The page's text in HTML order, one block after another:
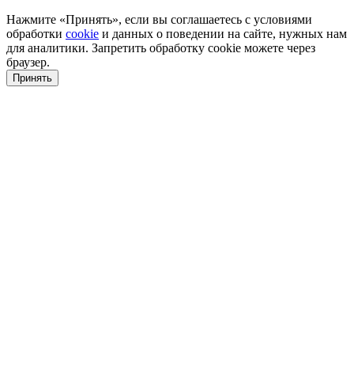
Нажмите «Принять», если вы соглашаетесь с условиями
обработки cookie и данных о поведении на сайте, нужных нам
для аналитики. Запретить обработку cookie можете через
браузер.
Принять